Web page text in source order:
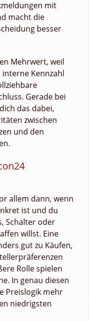
mit
macht die
besser
Mehrwert, weil
Kennzahl
Gerade bei
das dabei,
zwischen
und den
allem dann, wenn
ist und du
Schalter oder
willst. Eine
gut zu Käufen,
Rolle spielen
In genau diesen
Preislogik mehr
niedrigsten